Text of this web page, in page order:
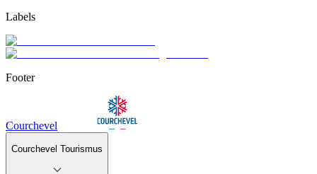
Labels
Footer
Courchevel
Courchevel Tourismus